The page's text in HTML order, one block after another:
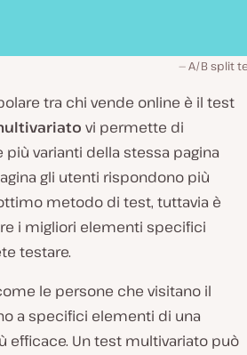
A/B split
tra chi vende online è il test
vi permette di
varianti della stessa pagina
gli utenti rispondono più
metodo di test, tuttavia è
i migliori elementi specifici
testare.
le persone che visitano il
a specifici elementi di una
efficace. Un test multivariato può